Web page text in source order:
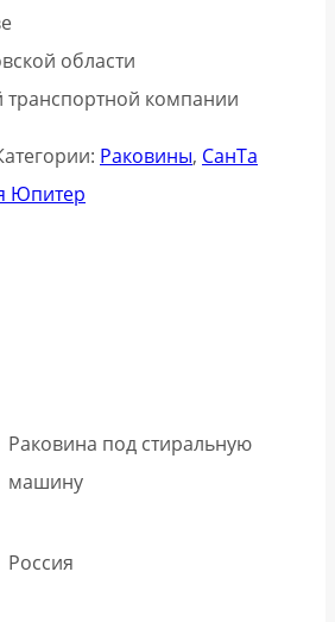
области
компании
Раковины, СанТа
Юпитер
Раковина под стиральную
машину
Россия